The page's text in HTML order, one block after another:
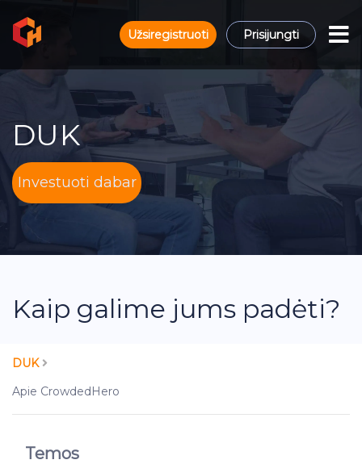
Užsiregistruoti Prisijungti
DUK
Investuoti dabar
Kaip galime jums padėti?
DUK
Apie CrowdedHero
Temos